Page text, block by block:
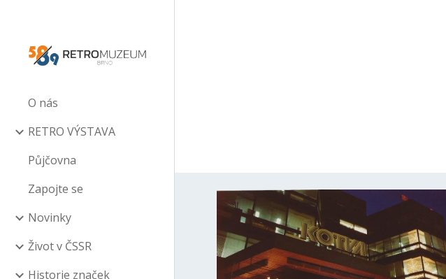
O nás
RETRO VÝSTAVA
Půjčovna
Zapojte se
Novinky
Život v ČSSR
Historie značek